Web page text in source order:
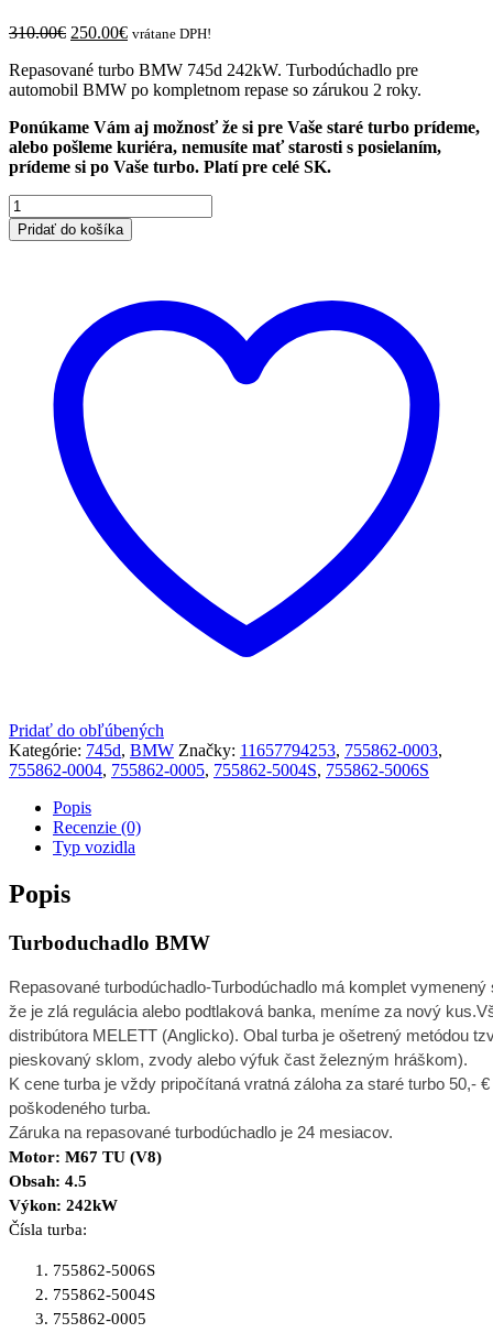
310.00€ Original
was:
310.00€.
250.00€Current
is:
250.00€.
vrátane DPH!
Repasované turbo BMW 745d 242kW. Turbodúchadlo pre
automobil BMW po kompletnom repase so zárukou 2 roky.
Ponúkame Vám aj možnosť že si pre Vaše staré turbo prídeme,
alebo pošleme kuriéra, nemusíte mať starosti s posielaním,
prídeme si po Vaše turbo. Platí pre celé SK.
množstvo
Turboduchadlo
BMW
Pridať do košíka
Pridať do obľúbených
Kategórie: 745d, BMW Značky: 11657794253, 755862-0003,
755862-0004, 755862-0005, 755862-5004S, 755862-5006S
Popis
Recenzie (0)
Typ vozidla
Popis
Turboduchadlo BMW
Repasované turbodúchadlo-Turbodúchadlo má komplet
že je zlá regulácia alebo podtlaková banka, meníme za nový
distribútora MELETT (Anglicko). Obal turba je ošetrený metódou
pieskovaný sklom, zvody alebo výfuk čast železným hráškom).
K cene turba je vždy pripočítaná vratná záloha za staré turbo 50,-
poškodeného turba.
Záruka na repasované turbodúchadlo je 24 mesiacov.
Motor: M67 TU (V8)
Obsah: 4.5
Výkon: 242kW
Čísla turba:
755862-5006S
755862-5004S
755862-0005